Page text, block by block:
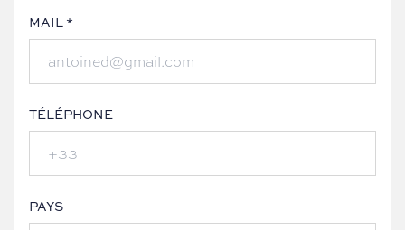
MAIL *
TÉLÉPHONE
PAYS